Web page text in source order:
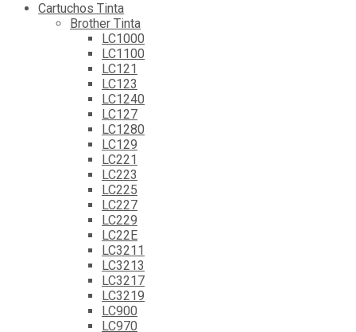
Cartuchos Tinta
Brother Tinta
LC1000
LC1100
LC121
LC123
LC1240
LC127
LC1280
LC129
LC221
LC223
LC225
LC227
LC229
LC22E
LC3211
LC3213
LC3217
LC3219
LC900
LC970